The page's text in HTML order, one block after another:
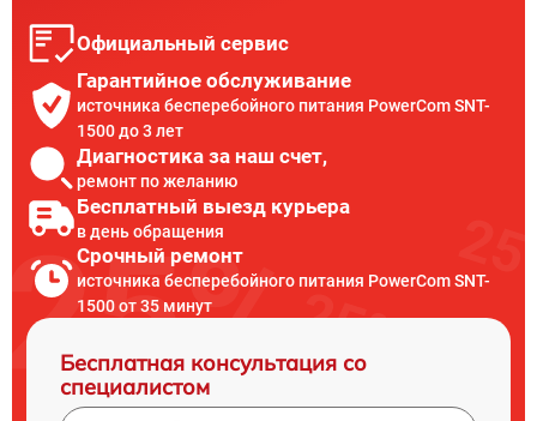
Официальный сервис
Гарантийное обслуживание
источника бесперебойного питания PowerCom SNT-
1500 до 3 лет
Диагностика за наш счет,
ремонт по желанию
Бесплатный выезд курьера
в день обращения
Срочный ремонт
источника бесперебойного питания PowerCom SNT-
1500 от 35 минут
Бесплатная консультация со
специалистом